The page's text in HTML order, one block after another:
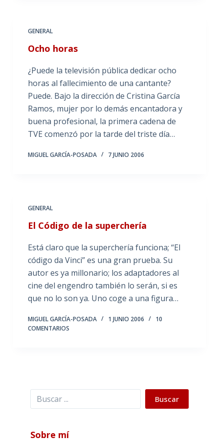
GENERAL
Ocho horas
¿Puede la televisión pública dedicar ocho
horas al fallecimiento de una cantante?
Puede. Bajo la dirección de Cristina García
Ramos, mujer por lo demás encantadora y
buena profesional, la primera cadena de
TVE comenzó por la tarde del triste día…
MIGUEL GARCÍA-POSADA 7 JUNIO 2006
GENERAL
El Código de la superchería
Está claro que la superchería funciona; “El
código da Vinci” es una gran prueba. Su
autor es ya millonario; los adaptadores al
cine del engendro también lo serán, si es
que no lo son ya. Uno coge a una figura…
MIGUEL GARCÍA-POSADA 1 JUNIO 2006
10
COMENTARIOS
Buscar Buscar
Sobre mí